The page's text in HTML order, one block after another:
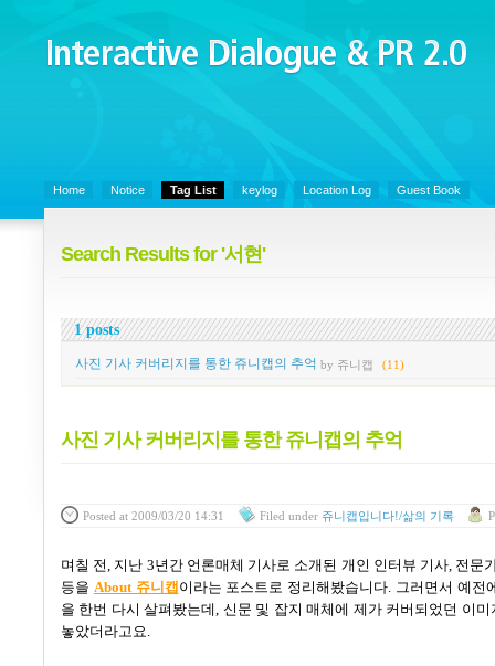
Interactive Dialogue &
PR 2.0
Home Notice Tag List keylog Location Log Guest Book
Search Results for '서현'
1 posts
사진 기사 커버리지를 통한 쥬니캡의 추억 by 쥬니캡 (11)
사진 기사 커버리지를 통한 쥬니캡의 추억
Posted at 2009/03/20 14:31 Filed under 쥬니캡입니다!/삶의 기록
며칠 전, 지난 3년간 언론매체 기사로 소개된 개인 인터뷰 기사, 전문
등을 About 쥬니캡 이라는 포스트로 정리해봤습니다. 그러면서 예전
을 한번 다시 살펴봤는데, 신문 및 잡지 매체에 제가 커버되었던 이
놓았더라고요.